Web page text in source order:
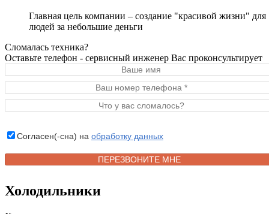
Главная цель компании – создание "красивой жизни" для
людей за небольшие деньги
Сломалась техника?
Оставьте телефон - сервисный инженер Вас проконсультирует
Согласен(-сна) на обработку данных
Холодильники